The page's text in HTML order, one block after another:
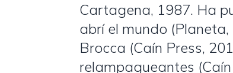
Cartagena, 1987. Ha
abrí el mundo
Brocca (Caín Press,
relampagueantes